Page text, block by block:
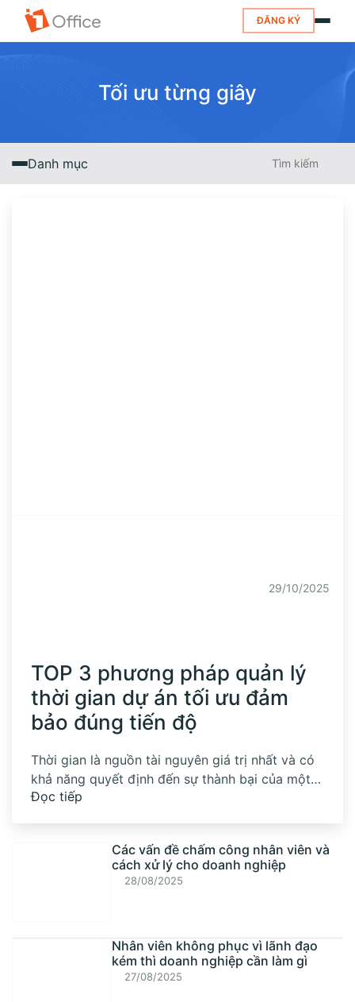
ĐĂNG KÝ
Tối ưu từng giây
Danh mục
29/10/2025
TOP 3 phương pháp quản lý
thời gian dự án tối ưu đảm
bảo đúng tiến độ
Thời gian là nguồn tài nguyên giá trị nhất và có
khả năng quyết định đến sự thành bại của một
dự án. Làm thế nào để quản lý thời gian dự án
Đọc tiếp
Các vấn đề chấm công nhân viên và
cách xử lý cho doanh nghiệp
28/08/2025
Nhân viên không phục vì lãnh đạo
kém thì doanh nghiệp cần làm gì
27/08/2025